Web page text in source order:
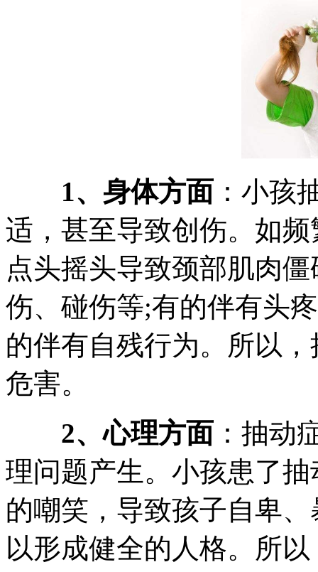
1、身体方面 ：小孩
适，甚至导致创伤。如
点头摇头导致颈部肌肉
伤、碰伤等;有的伴有头
的伴有自残行为。所以
危害。
2、心理方面 ：抽动
理问题产生。小孩患了
的嘲笑，导致孩子自卑
以形成健全的人格。所